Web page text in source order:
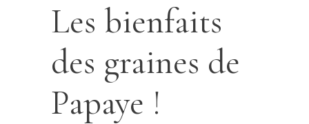
Les bienfaits
des graines de
Papaye !